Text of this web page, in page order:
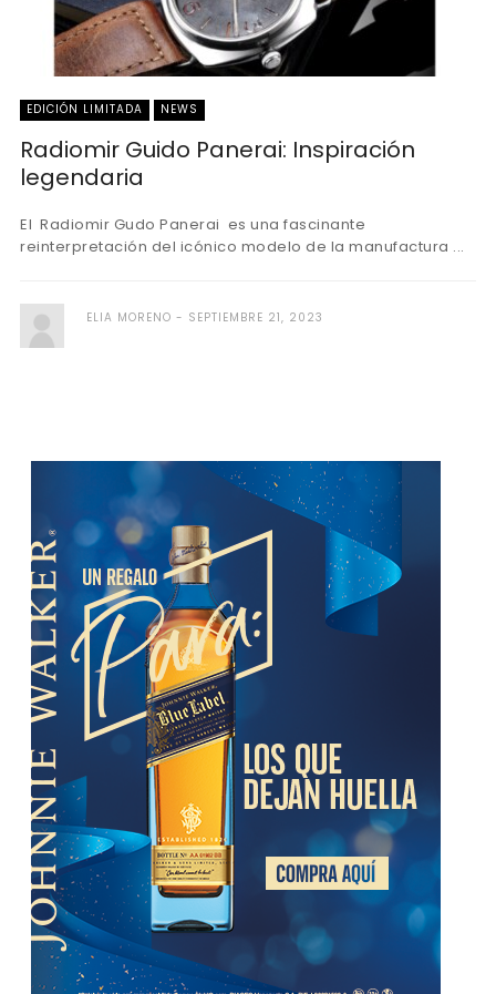
EDICIÓN LIMITADA NEWS
Radiomir Guido Panerai: Inspiración
legendaria
El Radiomir Gudo Panerai es una fascinante
reinterpretación del icónico modelo de la manufactura ...
ELIA MORENO SEPTIEMBRE 21, 2023